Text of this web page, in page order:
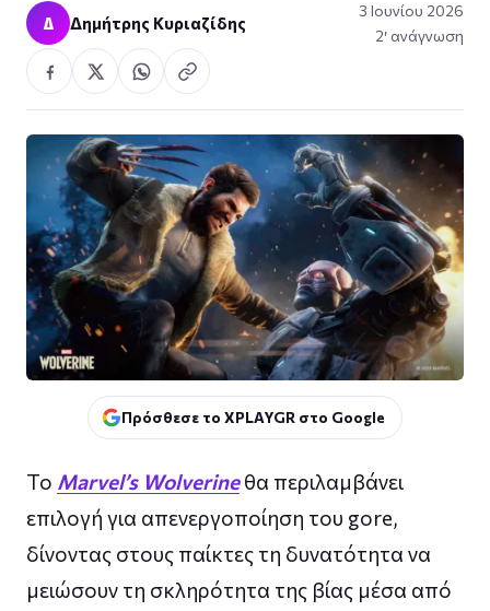
Δ Δημήτρης Κυριαζίδης
3 Ιουνίου 2026
2′ ανάγνωση
Πρόσθεσε το XPLAYGR στο Google
Το Marvel’s Wolverineθα περιλαμβάνει
επιλογή για απενεργοποίηση του gore,
δίνοντας στους παίκτες τη δυνατότητα να
μειώσουν τη σκληρότητα της βίας μέσα από